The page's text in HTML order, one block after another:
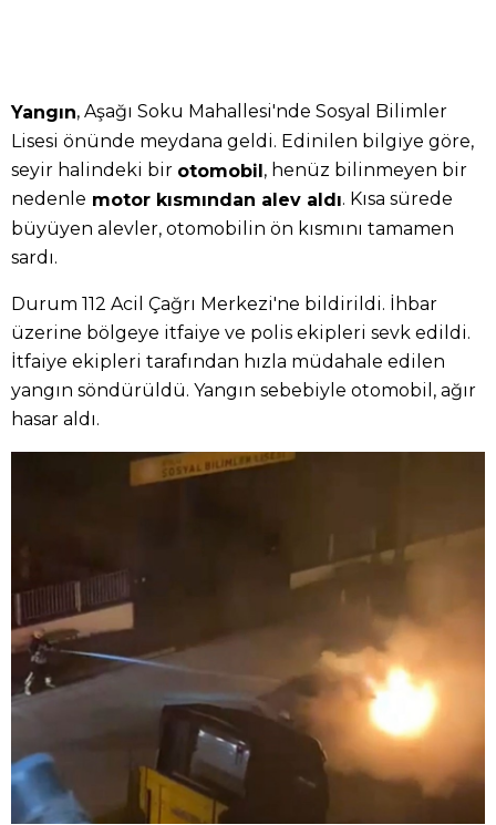
Yangın, Aşağı Soku Mahallesi'nde Sosyal Bilimler
Lisesi önünde meydana geldi. Edinilen bilgiye göre,
seyir halindeki bir otomobil, henüz bilinmeyen bir
nedenle motor kısmından alev aldı. Kısa sürede
büyüyen alevler, otomobilin ön kısmını tamamen
sardı.
Durum 112 Acil Çağrı Merkezi'ne bildirildi. İhbar
üzerine bölgeye itfaiye ve polis ekipleri sevk edildi.
İtfaiye ekipleri tarafından hızla müdahale edilen
yangın söndürüldü. Yangın sebebiyle otomobil, ağır
hasar aldı.